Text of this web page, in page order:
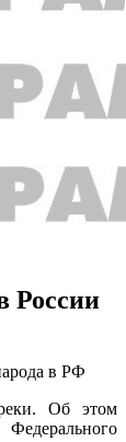
России
в РФ
Об этом